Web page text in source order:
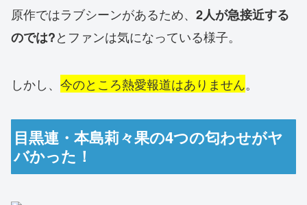
原作ではラブシーンがあるため、 2人が急接近する
のでは?とファンは気になっている様子。
しかし、 今のところ熱愛報道はありません。
目黒連・本島莉々果の4つの匂わせがヤ
バかった！